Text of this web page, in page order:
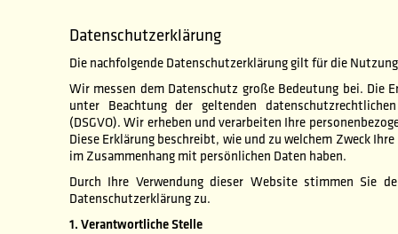
Datenschutzerklärung
Die nachfolgende Datenschutzerklärung gilt für die
Wir messen dem Datenschutz große Bedeutung bei. Die
unter Beachtung der geltenden
(DSGVO). Wir erheben und verarbeiten Ihre
Diese Erklärung beschreibt, wie und zu welchem Zweck
im Zusammenhang mit persönlichen Daten haben.
Durch Ihre Verwendung dieser Website stimmen Sie
Datenschutzerklärung zu.
1. Verantwortliche Stelle